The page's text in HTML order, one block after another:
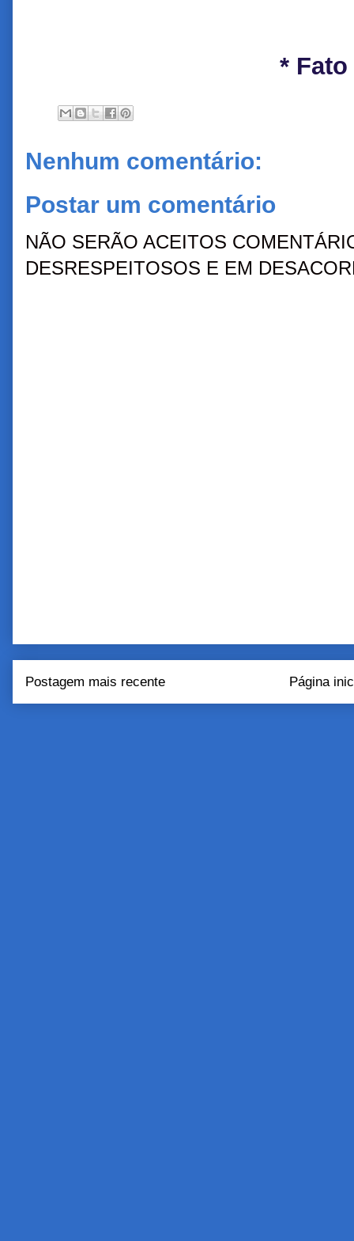
*
Nenhum comentário:
Postar um comentário
NÃO SERÃO ACEITOS
DESRESPEITOSOS E EM
Postagem mais recente Página